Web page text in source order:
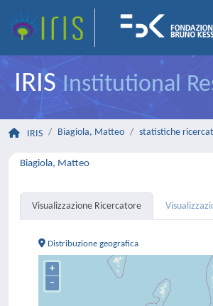
IRISInstitutional
IRIS Biagiola, Matteo statistiche
Biagiola, Matteo
Visualizzazione Ricercatore
Distribuzione geografica
+
–